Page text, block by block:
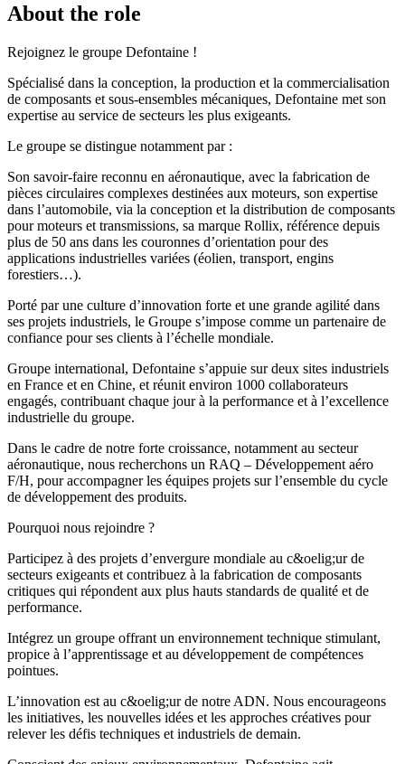
About the role
Rejoignez le groupe Defontaine !
Spécialisé dans la conception, la production et la commercialisation
de composants et sous-ensembles mécaniques, Defontaine met son
expertise au service de secteurs les plus exigeants.
Le groupe se distingue notamment par :
Son savoir-faire reconnu en aéronautique, avec la fabrication de
pièces circulaires complexes destinées aux moteurs, son expertise
dans l’automobile, via la conception et la distribution de composants
pour moteurs et transmissions, sa marque Rollix, référence depuis
plus de 50 ans dans les couronnes d’orientation pour des
applications industrielles variées (éolien, transport, engins
forestiers…).
Porté par une culture d’innovation forte et une grande agilité dans
ses projets industriels, le Groupe s’impose comme un partenaire de
confiance pour ses clients à l’échelle mondiale.
Groupe international, Defontaine s’appuie sur deux sites industriels
en France et en Chine, et réunit environ 1000 collaborateurs
engagés, contribuant chaque jour à la performance et à l’excellence
industrielle du groupe.
Dans le cadre de notre forte croissance, notamment au secteur
aéronautique, nous recherchons un RAQ – Développement aéro
F/H, pour accompagner les équipes projets sur l’ensemble du cycle
de développement des produits.
Pourquoi nous rejoindre ?
Participez à des projets d’envergure mondiale au c&oelig;ur de
secteurs exigeants et contribuez à la fabrication de composants
critiques qui répondent aux plus hauts standards de qualité et de
performance.
Intégrez un groupe offrant un environnement technique stimulant,
propice à l’apprentissage et au développement de compétences
pointues.
L’innovation est au c&oelig;ur de notre ADN. Nous encourageons
les initiatives, les nouvelles idées et les approches créatives pour
relever les défis techniques et industriels de demain.